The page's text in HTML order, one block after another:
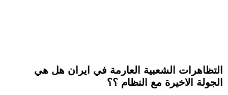
التظاهرات الشعبية العارمة في ايران هل هي
الجولة الاخيرة مع النظام ؟؟